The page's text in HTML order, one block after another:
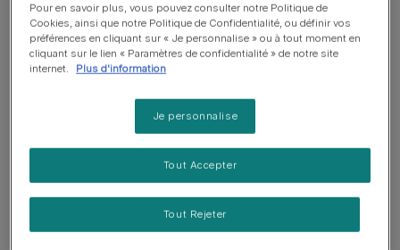
célébrer le jour spécial de votre
compagnon
Temps de lecture : 5 min
Éducation et dressage du chien
Guide des bonnes pratiques de
promenade pour des balades plus
sûres et plus sereines
Temps de lecture : 12 min
Pour en savoir plus, vous pouvez consulter notre Politique de
Cookies, ainsi que notre Politique de Confidentialité, ou définir vos
préférences en cliquant sur « Je personnalise » ou à tout moment en
cliquant sur le lien « Paramètres de confidentialité » de notre site
internet.
Plus d'information
Je personnalise
Tout Rejeter
Tout Accepter